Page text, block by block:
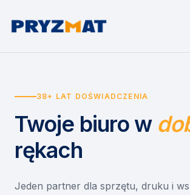
Urządzenia
Drukarki i urządzenia wielofunkcyjne
Etykiety i identyfikacja
Skanery i obieg dokumentów
Monitory interaktywne
Niszczarki dokumentów
Wynajem drukarek
Wynajem urządzeń biurowych
Asystent druku
EZD RP
Misja szkoła
Serwis
O nas
38+ LAT DOŚWIADCZENIA
Twoje biuro w
rękach
Jeden partner dla sprzętu, druku i